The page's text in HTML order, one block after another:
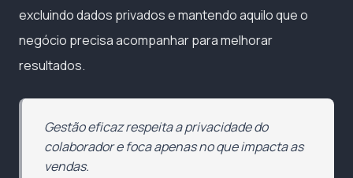
excluindo dados privados e mantendo aquilo que o
negócio precisa acompanhar para melhorar
resultados.
Gestão eficaz respeita a privacidade do
colaborador e foca apenas no que impacta as
vendas.